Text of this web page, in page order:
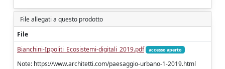
File allegati a questo prodotto
File
Bianchini-Ippoliti_Ecosistemi-digitali_2019.pdf
accesso aperto
Note: https://www.architetti.com/paesaggio-urbano-1-2019.html